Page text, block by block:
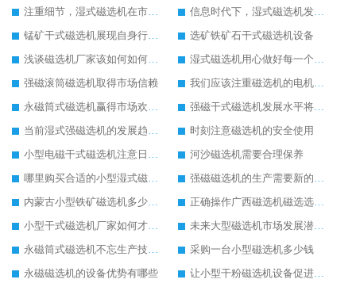
注重细节，湿式磁选机在市场发展更好
信息时代下，湿式磁选机发展潜力无穷
锰矿干式磁选机展现自身行业特色
选矿铁矿石干式磁选机设备
浅谈磁选机厂家该如何如何获得市场优势
湿式磁选机用心做好每一个生产环节
强磁滚筒磁选机取得市场信赖
我们应该注重磁选机的电机检修工作
永磁筒式磁选机赢得市场欢迎的原因
强磁干式磁选机发展水平将继续提高
当前湿式强磁选机的发展趋势与走向
时刻注意磁选机的安全使用
小型电磁干式磁选机注意日常的保养工作
河沙磁选机需要合理保养
哪里购买合适的小型湿式磁选机设备
强磁磁选机的生产需要新的思维模式
内蒙古小型铁矿磁选机多少钱一台
正确操作广西磁选机磁选选矿效果好
小型干式磁选机厂家如何才能做得更好
未来大型磁选机市场发展潜力无穷
永磁筒式磁选机不忘生产技术革新
采购一台小型磁选机多少钱
永磁磁选机的设备优势有哪些
让小型干粉磁选机设备促进您企业的成长